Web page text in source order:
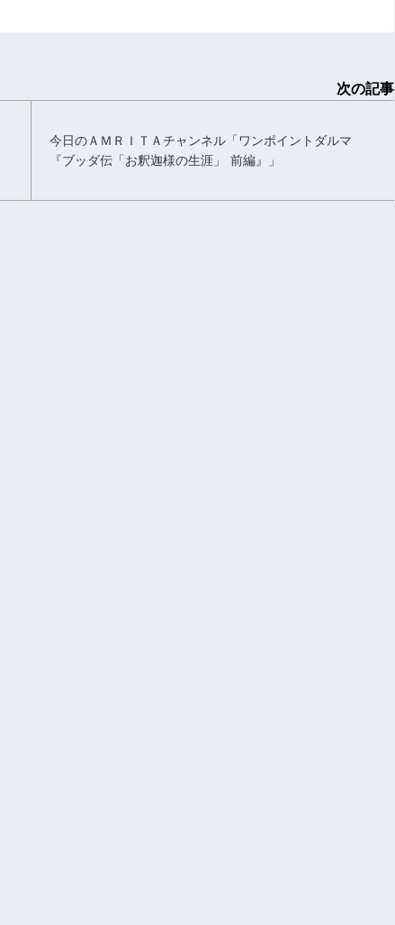
次の記事
今日のＡＭＲＩＴＡチャンネル「ワンポイントダルマ
『ブッダ伝「お釈迦様の生涯」 前編』」